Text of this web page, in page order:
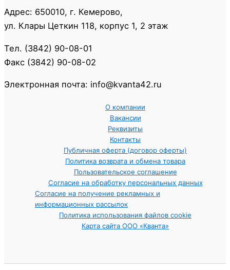
Адрес: 650010, г. Кемерово,
ул. Клары Цеткин 118, корпус 1, 2 этаж
Тел. (3842) 90-08-01
Факс (3842) 90-08-02
Электронная почта: info@kvanta42.ru
О компании
Вакансии
Реквизиты
Контакты
Публичная оферта (договор оферты)
Политика возврата и обмена товара
Пользовательское соглашение
Согласие на обработку персональных данных
Согласие на получение рекламных и
информационных рассылок
Политика использования файлов cookie
Карта сайта ООО «Кванта»